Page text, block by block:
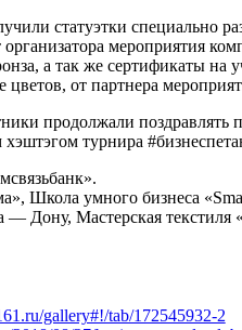
статуэтки специально
мероприятия
а так же сертификаты
от партнера
продолжали поздравлять
турнира
Школа умного бизнеса
Дону, Мастерская текстиля
gallery#!/tab/172545932-2